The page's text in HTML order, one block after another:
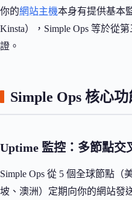
你的網站主機本身有提供基本
Kinsta），Simple Ops 等於從
證。
Simple Ops 核心
Uptime 監控：多節點交
Simple Ops 從 5 個全球節點（
坡、澳洲）定期向你的網站發